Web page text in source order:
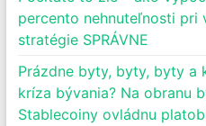
percento nehnuteľnosti pri
stratégie SPRÁVNE
Prázdne byty, byty, byty a
kríza bývania? Na obranu
Stablecoiny ovládnu